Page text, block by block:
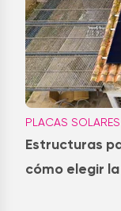
PLACAS SOLARES
Estructuras
cómo elegir